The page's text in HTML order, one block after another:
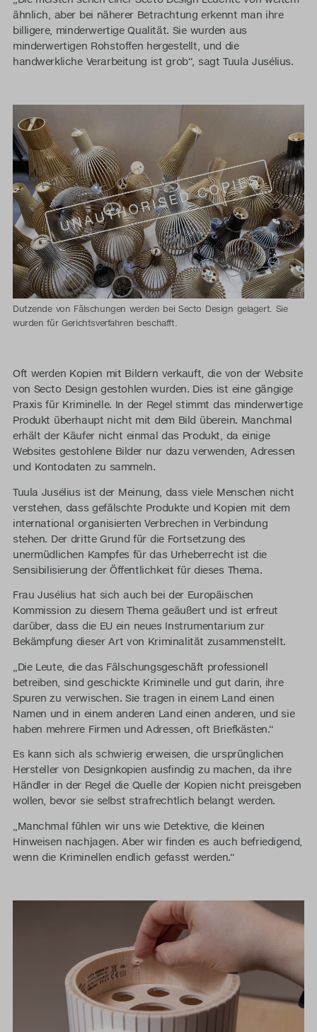
ähnlich, aber bei näherer Betrachtung erkennt man ihre
billigere, minderwertige Qualität. Sie wurden aus
minderwertigen Rohstoffen hergestellt, und die
handwerkliche Verarbeitung ist grob“, sagt Tuula Jusélius.
Dutzende von Fälschungen werden bei Secto Design gelagert. Sie
wurden für Gerichtsverfahren beschafft.
Oft werden Kopien mit Bildern verkauft, die von der Website
von Secto Design gestohlen wurden. Dies ist eine gängige
Praxis für Kriminelle. In der Regel stimmt das minderwertige
Produkt überhaupt nicht mit dem Bild überein. Manchmal
erhält der Käufer nicht einmal das Produkt, da einige
Websites gestohlene Bilder nur dazu verwenden, Adressen
und Kontodaten zu sammeln.
Tuula Jusélius ist der Meinung, dass viele Menschen nicht
verstehen, dass gefälschte Produkte und Kopien mit dem
international organisierten Verbrechen in Verbindung
stehen. Der dritte Grund für die Fortsetzung des
unermüdlichen Kampfes für das Urheberrecht ist die
Sensibilisierung der Öffentlichkeit für dieses Thema.
Frau Jusélius hat sich auch bei der Europäischen
Kommission zu diesem Thema geäußert und ist erfreut
darüber, dass die EU ein neues Instrumentarium zur
Bekämpfung dieser Art von Kriminalität zusammenstellt.
„Die Leute, die das Fälschungsgeschäft professionell
betreiben, sind geschickte Kriminelle und gut darin, ihre
Spuren zu verwischen. Sie tragen in einem Land einen
Namen und in einem anderen Land einen anderen, und sie
haben mehrere Firmen und Adressen, oft Briefkästen.“
Es kann sich als schwierig erweisen, die ursprünglichen
Hersteller von Designkopien ausfindig zu machen, da ihre
Händler in der Regel die Quelle der Kopien nicht preisgeben
wollen, bevor sie selbst strafrechtlich belangt werden.
„Manchmal fühlen wir uns wie Detektive, die kleinen
Hinweisen nachjagen. Aber wir finden es auch befriedigend,
wenn die Kriminellen endlich gefasst werden.“